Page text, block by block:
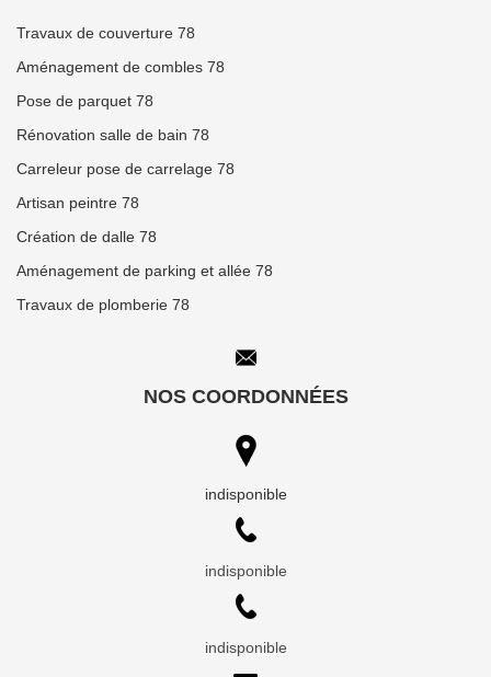
Travaux de couverture 78
Aménagement de combles 78
Pose de parquet 78
Rénovation salle de bain 78
Carreleur pose de carrelage 78
Artisan peintre 78
Création de dalle 78
Aménagement de parking et allée 78
Travaux de plomberie 78
NOS COORDONNÉES
indisponible
indisponible
indisponible